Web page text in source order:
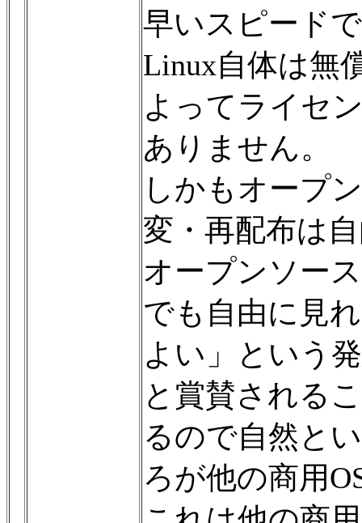
早いスピード
Linux自体は無
よってライセ
ありません。
しかもオープ
変・再配布は
オープンソー
でも自由に見
よい」という
と賞賛される
るので自然と
ろが他の商用